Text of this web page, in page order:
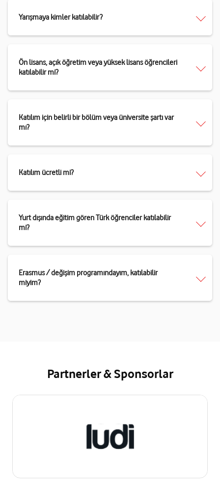
Yarışmaya kimler katılabilir?
Ön lisans, açık öğretim veya yüksek lisans öğrencileri
katılabilir mi?
Katılım için belirli bir bölüm veya üniversite şartı var
mı?
Katılım ücretli mi?
Yurt dışında eğitim gören Türk öğrenciler katılabilir
mi?
Erasmus / değişim programındayım, katılabilir
miyim?
Partnerler & Sponsorlar